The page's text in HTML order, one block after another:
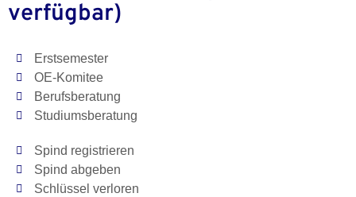
verfügbar)
Erstsemester
OE-Komitee
Berufsberatung
Studiumsberatung
Spind registrieren
Spind abgeben
Schlüssel verloren